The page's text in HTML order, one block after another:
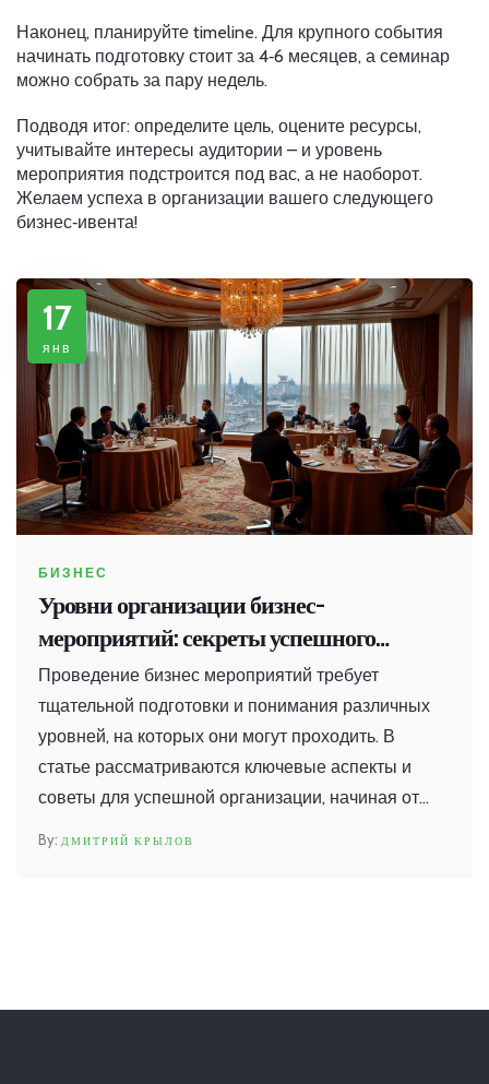
Наконец, планируйте timeline. Для крупного события
начинать подготовку стоит за 4‑6 месяцев, а семинар
можно собрать за пару недель.
Подводя итог: определите цель, оцените ресурсы,
учитывайте интересы аудитории – и уровень
мероприятия подстроится под вас, а не наоборот.
Желаем успеха в организации вашего следующего
бизнес‑ивента!
17
янв
БИЗНЕС
Уровни организации бизнес-
мероприятий: секреты успешного
проведения
Проведение бизнес мероприятий требует
тщательной подготовки и понимания различных
уровней, на которых они могут проходить. В
статье рассматриваются ключевые аспекты и
советы для успешной организации, начиная от
всех, кто стремится провести незабываемое
ДМИТРИЙ КРЫЛОВ